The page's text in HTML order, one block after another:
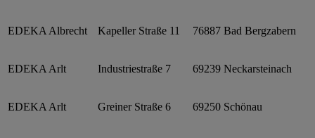
EDEKA Albrecht Kapeller Straße 11 76887 Bad Bergzabern
EDEKA Arlt Industriestraße 7 69239 Neckarsteinach
EDEKA Arlt Greiner Straße 6 69250 Schönau